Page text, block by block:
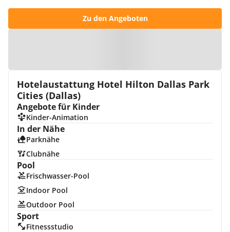
Zu den Angeboten
Hotelaustattung Hotel Hilton Dallas Park
Cities (Dallas)
Angebote für Kinder
Kinder-Animation
In der Nähe
Parknähe
Clubnähe
Pool
Frischwasser-Pool
Indoor Pool
Outdoor Pool
Sport
Fitnessstudio